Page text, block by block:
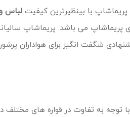
پریماشاپ با بینظیرترین کیفیتلباس
پریماشاپ می باشد. پریماشاپ
شگفت انگیز برای هواداران
توجه به تفاوت در قواره های مختلف